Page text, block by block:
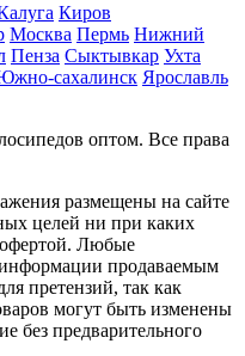
Киров
Москва Пермь Нижний
Пенза Сыктывкар Ухта
сахалинск Ярославль
оптом. Все права
размещены на сайте
целей ни при каких
офертой. Любые
информации продаваемым
претензий, так как
могут быть изменены
без предварительного